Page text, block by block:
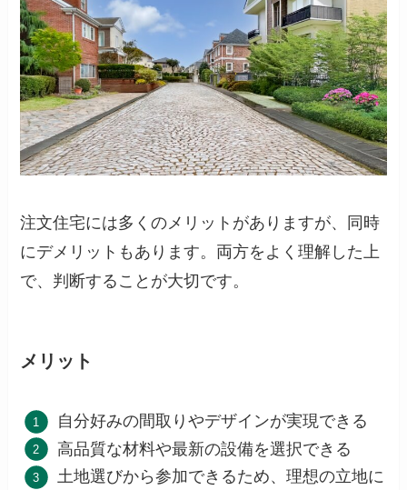
注文住宅には多くのメリットがありますが、同時
にデメリットもあります。両方をよく理解した上
で、判断することが大切です。
メリット
自分好みの間取りやデザインが実現できる
高品質な材料や最新の設備を選択できる
土地選びから参加できるため、理想の立地に